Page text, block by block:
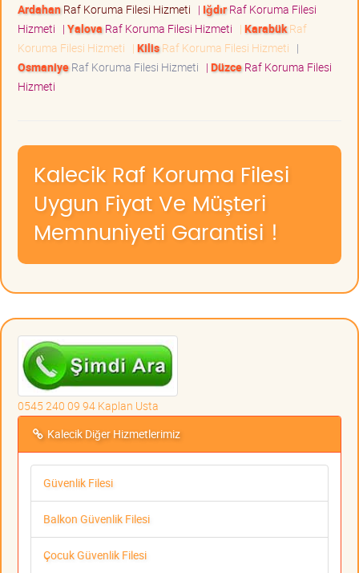
ArdahanRaf Koruma Filesi Hizmeti | IğdırRaf Koruma Filesi
Hizmeti | Yalova Raf Koruma Filesi Hizmeti | KarabükRaf
Koruma Filesi Hizmeti | KilisRaf Koruma Filesi Hizmeti |
OsmaniyeRaf Koruma Filesi Hizmeti | DüzceRaf Koruma Filesi
Hizmeti
Kalecik Raf Koruma Filesi
Uygun Fiyat Ve Müşteri
Memnuniyeti Garantisi !
0545 240 09 94 Kaplan Usta
Kalecik Diğer Hizmetlerimiz
Güvenlik Filesi
Balkon Güvenlik Filesi
Çocuk Güvenlik Filesi